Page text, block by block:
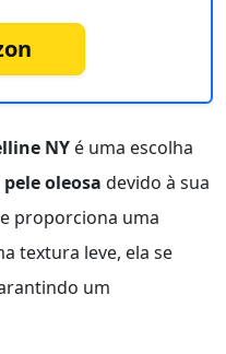
NY é uma escolha
pele oleosa devido à sua
proporciona uma
textura leve, ela se
um